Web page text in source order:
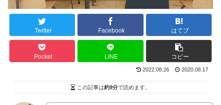
Twitter Facebook はてブ
Pocket LINE コピー
2022.08.26 2020.08.17
この記事は約9分で読めます。